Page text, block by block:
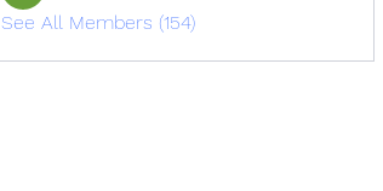
See All Members (154)